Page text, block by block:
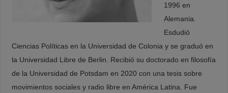
1996 en
Alemania.
Esdudió
Ciencias Políticas en la Universidad de Colonia y se graduó en
la Universidad Libre de Berlin. Recibió su doctorado en filosofía
de la Universidad de Potsdam en 2020 con una tesis sobre
movimientos sociales y radio libre en América Latina. Fue